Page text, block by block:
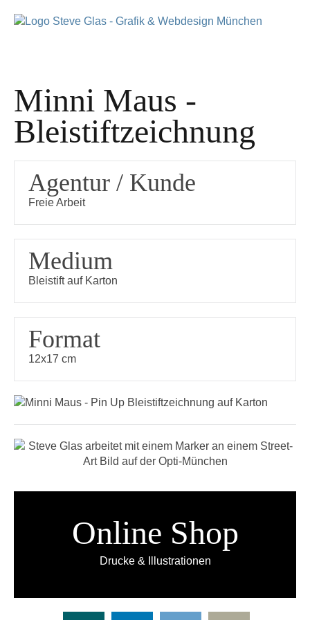
Minni Maus -
Bleistiftzeichnung
Agentur / Kunde
Freie Arbeit
Medium
Bleistift auf Karton
Format
12x17 cm
Online Shop
Drucke & Illustrationen